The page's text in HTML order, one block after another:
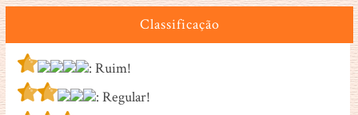
Classificação
: Ruim!
: Regular!